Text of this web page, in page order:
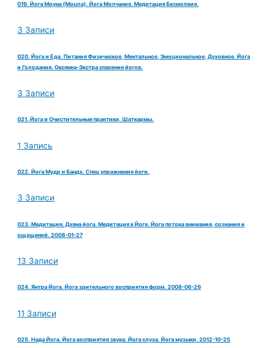
019. Йога Моуна (Mouna). Йога Молчания. Медитация Безмолвия.
3 Записи
020. Йога и Еда. Питания Физическое, Ментальное, Эмоциональное, Духовное. Йога
и Голодания. Овсянка-Экстра спасение йогов.
3 Записи
021. Йога и Очистительные практики. Шаткармы.
1 Запись
022. Йога Мудр и Бандх. Спец упражнения йоги.
3 Записи
023. Медитация. Дхяна йога. Медитация в Йоге. Йога потока внимания, сознания и
ощущений. 2008-01-27
13 Записи
024. Янтра Йога. Йога зрительного восприятия форм. 2008-06-29
11 Записи
025. Нада Йога. Йога восприятия звука. Йога слуха. Йога музыки. 2012-10-25